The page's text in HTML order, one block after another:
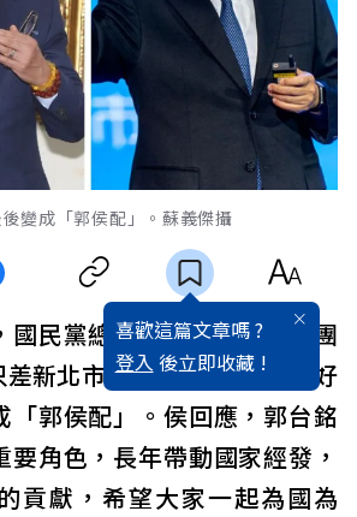
變成「郭侯配」。蘇義傑攝
喜歡這篇文章嗎 ?
登入 後立即收藏 !
國民黨總統人選中，鴻海集團
新北市長侯友宜8%，外界好
「郭侯配」。侯回應，郭台銘
要角色，長年帶動國家經發，
貢獻，希望大家一起為國為